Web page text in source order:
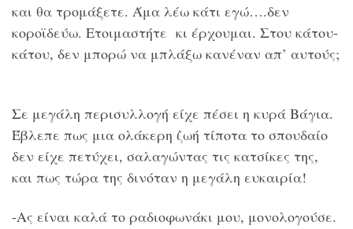
και θα τρομάξετε. Άμα λέω κάτι εγώ….δεν
κοροϊδεύω. Ετοιμαστήτε κι έρχουμαι. Στου κάτου-
κάτου, δεν μπορώ να μπλάξω κανέναν απ’ αυτούς;
Σε μεγάλη περισυλλογή είχε πέσει η κυρά Βάγια.
Έβλεπε πως μια ολάκερη ζωή τίποτα το σπουδαίο
δεν είχε πετύχει, σαλαγώντας τις κατσίκες της,
και πως τώρα της δινόταν η μεγάλη ευκαιρία!
-Ας είναι καλά το ραδιοφωνάκι μου, μονολογούσε.